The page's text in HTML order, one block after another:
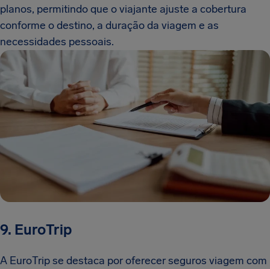
planos, permitindo que o viajante ajuste a cobertura
conforme o destino, a duração da viagem e as
necessidades pessoais.
9. EuroTrip
A EuroTrip se destaca por oferecer seguros viagem com